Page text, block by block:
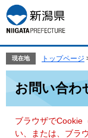
ー
ジ
の
頭
す。
ニ
ュ
ー
飛
て
現在地 トップページ
お問い合わ
ブラウザでCookie
い、または、ブラ